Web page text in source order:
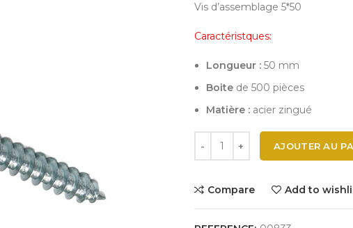
Vis d’assemblage 5*50
Caractéristques:
Longueur : 50 mm
Boite de 500 pièces
Matière : acier zingué
AJOUTER AU
Compare Add to